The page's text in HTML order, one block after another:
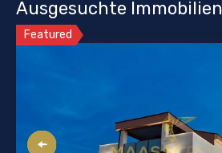
Ausgesuchte Immobilien
Featured